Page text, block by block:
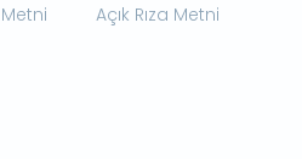
Açık Rıza Metni